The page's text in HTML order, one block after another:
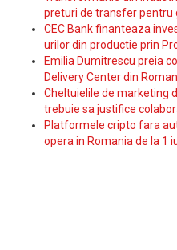
preturi de transfer pentru
CEC Bank finanteaza
urilor din productie prin
Emilia Dumitrescu preia
Delivery Center din
Cheltuielile de marketing
trebuie sa justifice
Platformele cripto fara
opera in Romania de la 1